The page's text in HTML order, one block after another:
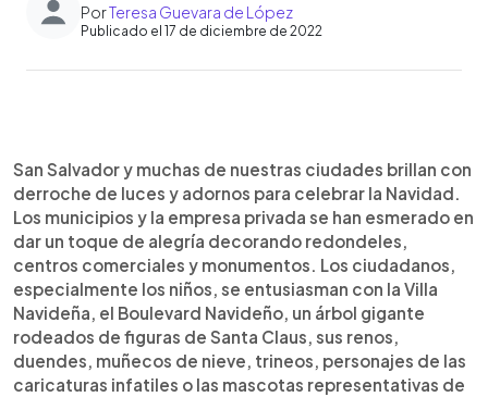
PorTeresa Guevara de López
Publicado el 17 de diciembre de 2022
► Escuchar artículo
San Salvador y muchas de nuestras ciudades brillan con
derroche de luces y adornos para celebrar la Navidad.
Los municipios y la empresa privada se han esmerado en
dar un toque de alegría decorando redondeles,
centros comerciales y monumentos. Los ciudadanos,
especialmente los niños, se entusiasman con la Villa
Navideña, el Boulevard Navideño, un árbol gigante
rodeados de figuras de Santa Claus, sus renos,
duendes, muñecos de nieve, trineos, personajes de las
caricaturas infatiles o las mascotas representativas de